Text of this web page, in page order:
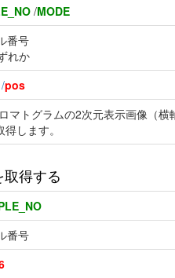
/MODE
番号
れか
/pos
マトグラムの2次元表示画像（横
得します。
得する
番号